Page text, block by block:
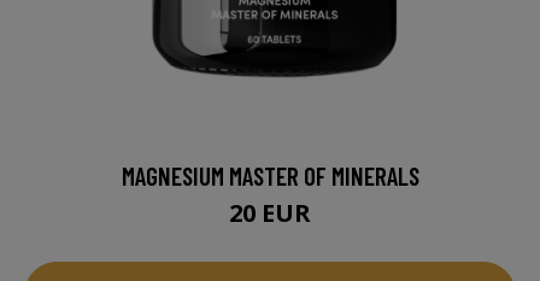
MAGNESIUM MASTER OF MINERALS
20 EUR